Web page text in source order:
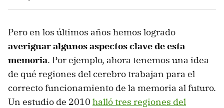
Pero en los últimos años hemos logrado
averiguar algunos aspectos clave de esta
memoria. Por ejemplo, ahora tenemos una idea
de qué regiones del cerebro trabajan para el
correcto funcionamiento de la memoria al futuro.
Un estudio de 2010 halló tres regiones del